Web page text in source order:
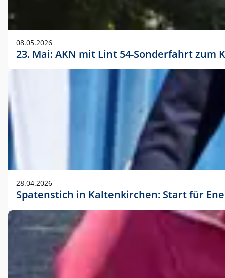
08.05.2026
23. Mai: AKN mit Lint 54-Sonderfahrt
28.04.2026
Spatenstich in Kaltenkirchen: Start für